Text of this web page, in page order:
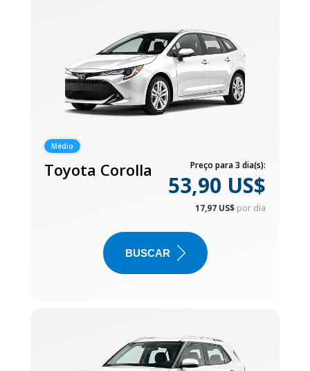
Médio
Toyota Corolla Preço para 3 dia(s):
53,90 US$
17,97 US$ por dia
BUSCAR